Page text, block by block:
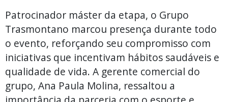
Patrocinador máster da etapa, o Grupo
Trasmontano marcou presença durante todo
o evento, reforçando seu compromisso com
iniciativas que incentivam hábitos saudáveis e
qualidade de vida. A gerente comercial do
grupo, Ana Paula Molina, ressaltou a